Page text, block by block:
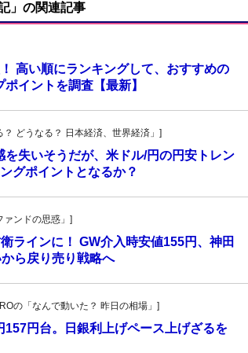
」の関連記事
高い順にランキングして、おすすめの
イントを調査【最新】
どうなる？ 日本経済、世界経済」]
失いそうだが、米ドル/円の円安トレン
グポイントとなるか？
ンドの思惑」]
ラインに！ GW介入時安値155円、神田
ら戻り売り戦略へ
の「なんで動いた？ 昨日の相場」]
円台。日銀利上げペース上げざるを